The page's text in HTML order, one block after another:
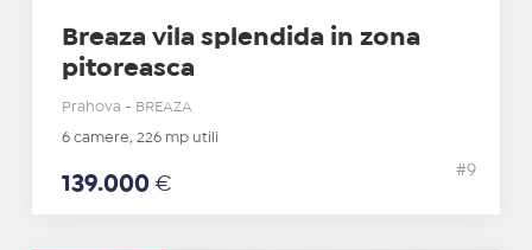
Breaza vila splendida in zona
pitoreasca
Prahova - BREAZA
6 camere, 226 mp utili
139.000 €
#9